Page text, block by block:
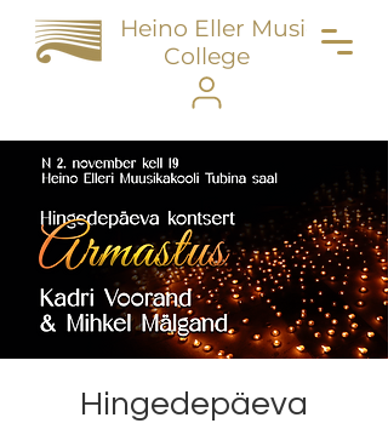
Heino Eller Music
College
Hingedepäeva